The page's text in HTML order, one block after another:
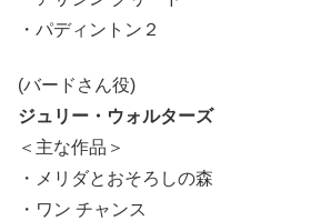
・パディントン２
(バードさん役)
ジュリー・ウォルターズ
＜主な作品＞
・メリダとおそろしの森
・ワン チャンス